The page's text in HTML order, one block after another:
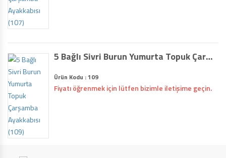
5 Bağlı Sivri Burun Yumurta Topuk Çarşamba Ayakkabısı (109)
Ürün Kodu : 109
Fiyatı öğrenmek için lütfen bizimle iletişime geçin.